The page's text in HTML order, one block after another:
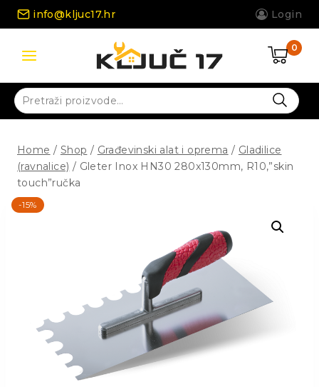
Skip
info@kljuc17.hr Login
0
Pretraži:
Home / Shop / Građevinski alat i oprema / Gladilice
(ravnalice) / Gleter Inox HN30 280x130mm, R10,”skin
touch”ručka
-15%